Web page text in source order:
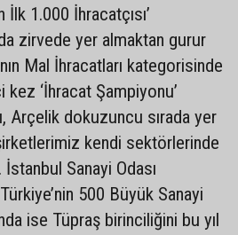
İlk 1.000 İhracatçısı’
zirvede yer almaktan gurur
Mal İhracatları kategorisinde
‘İhracat Şampiyonu’
Arçelik dokuzuncu sırada yer
kendi sektörlerinde
Sanayi Odası
500 Büyük Sanayi
ise Tüpraş birinciliğini bu yıl